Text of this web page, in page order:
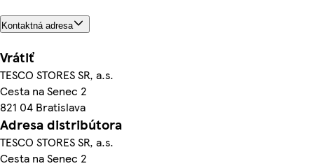
Kontaktná adresa
Vrátiť
TESCO STORES SR, a.s.
Cesta na Senec 2
821 04 Bratislava
Adresa distribútora
TESCO STORES SR, a.s.
Cesta na Senec 2